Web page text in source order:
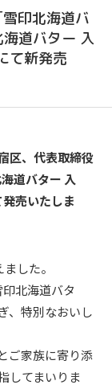
印北海道バ
道バター 入
て新発売
区、代表取締役
道バター 入
売いたしま
した。
北海道バタ
、特別なおいし
ご家族に寄り添
してまいりま